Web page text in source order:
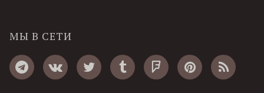
МЫ В СЕТИ